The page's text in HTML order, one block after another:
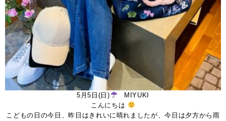
5月5日(日)
MIYUKI
こんにちは
こどもの日の今日、昨日はきれいに晴れましたが、今日は夕方から雨